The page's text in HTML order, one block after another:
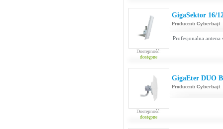
Dostępność:
dostępne
GigaSektor 16/
Producent: Cyberbajt
Profesjonalna
Dostępność:
dostępne
GigaEter DUO
Producent: Cyberbajt